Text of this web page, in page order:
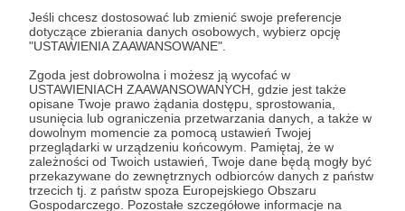
Jeśli chcesz dostosować lub zmienić swoje preferencje
dotyczące zbierania danych osobowych, wybierz opcję
"USTAWIENIA ZAAWANSOWANE".
Zgoda jest dobrowolna i możesz ją wycofać w
USTAWIENIACH ZAAWANSOWANYCH, gdzie jest także
opisane Twoje prawo żądania dostępu, sprostowania,
usunięcia lub ograniczenia przetwarzania danych, a także w
dowolnym momencie za pomocą ustawień Twojej
przeglądarki w urządzeniu końcowym. Pamiętaj, że w
zależności od Twoich ustawień, Twoje dane będą mogły być
przekazywane do zewnętrznych odbiorców danych z państw
trzecich tj. z państw spoza Europejskiego Obszaru
Gospodarczego. Pozostałe szczegółowe informacje na
lub
Kontynuuj z Google
Kontynuuj z Facebook
Kontynuuj z Apple